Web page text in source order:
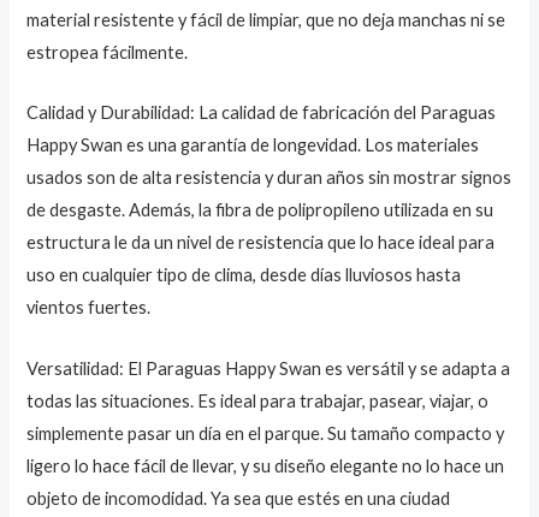
material resistente y fácil de limpiar, que no deja manchas ni se
estropea fácilmente.
Calidad y Durabilidad: La calidad de fabricación del Paraguas
Happy Swan es una garantía de longevidad. Los materiales
usados son de alta resistencia y duran años sin mostrar signos
de desgaste. Además, la fibra de polipropileno utilizada en su
estructura le da un nivel de resistencia que lo hace ideal para
uso en cualquier tipo de clima, desde días lluviosos hasta
vientos fuertes.
Versatilidad: El Paraguas Happy Swan es versátil y se adapta a
todas las situaciones. Es ideal para trabajar, pasear, viajar, o
simplemente pasar un día en el parque. Su tamaño compacto y
ligero lo hace fácil de llevar, y su diseño elegante no lo hace un
objeto de incomodidad. Ya sea que estés en una ciudad